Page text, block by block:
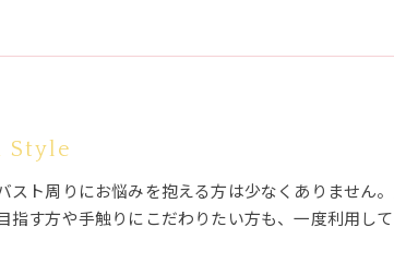
Style
スト周りにお悩みを抱える方は少なくありません
指す方や手触りにこだわりたい方も、一度利用して